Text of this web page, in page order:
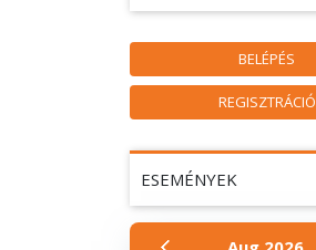
BELÉPÉS
REGISZTRÁCIÓ
ESEMÉNYEK